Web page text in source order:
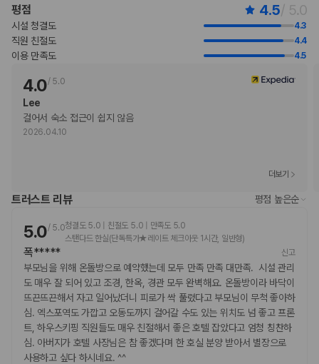
평점 4.5/ 5.0
시설 청결도 4.3
직원 친절도 4.4
이용 만족도 4.5
4.0/ 5.0
Lee
걸어서 숙소 접근이 쉽지 않음
2026.04.10
더보기
트러스트 리뷰 평점 높은순
5.0/ 5.0청결도 5.0 | 친절도 5.0 | 만족도 5.0
스탠다드 한실(단독특가★레이트 체크아웃 1시간, 일반형)
폭***** 신고
부모님을 위해 온돌방으로 예약했는데 모두 만족 만족 대만족. 시설 관리
도 매우 잘 되어 있고 조경, 한옥, 경관 모두 완벽해요. 온돌방이라 바닥이
뜨끈뜨끈해서 자고 일어났더니 피로가 싹 풀렸다고 부모님이 무척 좋아하
심. 엑스포역도 가깝고 오동도까지 걸어갈 수도 있는 위치도 넘 좋고 프론
트, 하우스키핑 직원들도 매우 친절해서 좋은 호텔 잡았다고 엄청 칭찬하
심. 아버지가 호텔 사장님은 참 좋겠다며 한 호실 분양 받아서 별장으로
사용하고 싶다 하시네요. ^^